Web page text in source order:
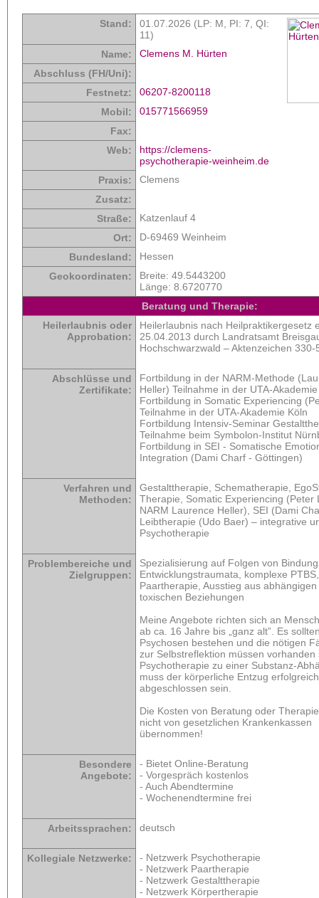
Stand: 01.07.2026 (LP: M, PI: 7 QI:
11)
Name:
Clemens M. Hürten
Abschluss (FH/Uni):
Festnetz:
06207-8200118
Mobil:
015771566959
Fax:
Web:
https://clemens-
psychotherapie-weinheim.de
Praxis:
Clemens
Zusatz:
Straße:
Katzenlauf 4
Ort:
D-69469 Weinheim
Bundesland:
Hessen
Geokoordinaten:
Breite: 49.5443200
Länge: 8.6720770
Beratung und Therapie:
Heilerlaubnis oder
Approbation:
Heilerlaubnis nach Heilpraktikergesetz
25.04.2013 durch Landratsamt
Hochschwarzwald – Aktenzeichen 330-
Abschlüsse und
Zertifikate:
Fortbildung in der NARM-Methode
Heller) Teilnahme in der UTA-
Fortbildung in Somatic Experiencing
Teilnahme in der UTA-Akademie Köln
Fortbildung Intensiv-Seminar
Teilnahme beim Symbolon-Institut
Fortbildung in SEI - Somatische
Integration (Dami Charf - Göttingen)
Verfahren und
Methoden:
Gestalttherapie, Schematherapie,
Therapie, Somatic Experiencing (Peter
NARM Laurence Heller), SEI (Dami
Leibtherapie (Udo Baer) – integrative
Psychotherapie
Problembereiche und
Zielgruppen:
Spezialisierung auf Folgen von
Entwicklungstraumata, komplexe
Paartherapie, Ausstieg aus
toxischen Beziehungen
Meine Angebote richten sich an
ab ca. 16 Jahre bis „ganz alt”. Es
Psychosen bestehen und die nötigen
zur Selbstreflektion müssen vorhanden
Psychotherapie zu einer Substanz-
muss der körperliche Entzug erfolgreich
abgeschlossen sein.
Die Kosten von Beratung oder
nicht von gesetzlichen Krankenkassen
übernommen!
Besondere
Angebote:
- Bietet Online-Beratung
- Vorgespräch kostenlos
- Auch Abendtermine
- Wochenendtermine frei
Arbeitssprachen: deutsch
Kollegiale Netzwerke:
- Netzwerk Psychotherapie
- Netzwerk Paartherapie
- Netzwerk Gestalttherapie
- Netzwerk Körpertherapie